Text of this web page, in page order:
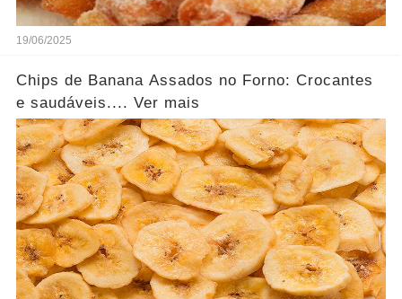
19/06/2025
Chips de Banana Assados no Forno: Crocantes
e saudáveis.... Ver mais